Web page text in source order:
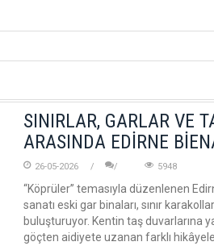
SINIRLAR, GARLAR VE
ARASINDA EDİRNE
26-05-2026 5948
“Köprüler” temasıyla düzenlenen
sanatı eski gar binaları, sınır
buluşturuyor. Kentin taş duvarlarına
göçten aidiyete uzanan farklı